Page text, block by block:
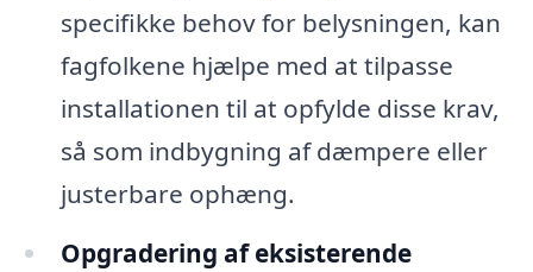
specifikke behov for belysningen, kan
fagfolkene hjælpe med at tilpasse
installationen til at opfylde disse krav,
så som indbygning af dæmpere eller
justerbare ophæng.
Opgradering af eksisterende